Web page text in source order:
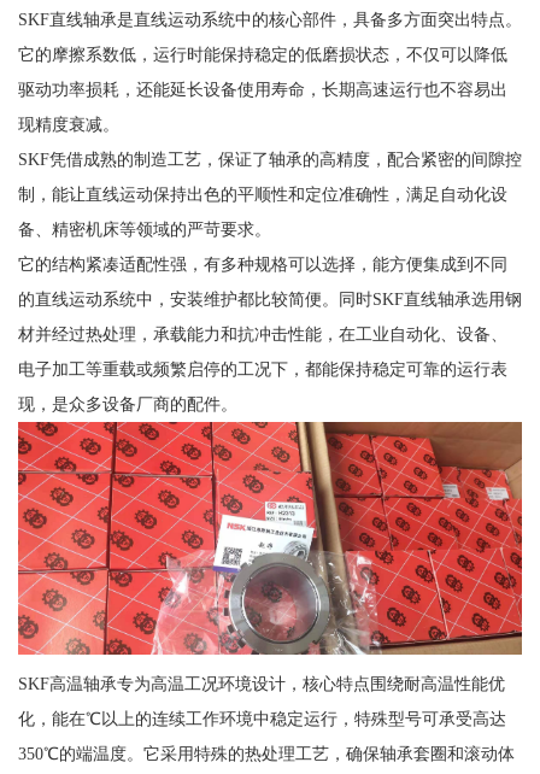
SKF直线轴承是直线运动系统中的核心部件，具备多方面突出特点。
它的摩擦系数低，运行时能保持稳定的低磨损状态，不仅可以降低
驱动功率损耗，还能延长设备使用寿命，长期高速运行也不容易出
现精度衰减。
SKF凭借成熟的制造工艺，保证了轴承的高精度，配合紧密的间隙控
制，能让直线运动保持出色的平顺性和定位准确性，满足自动化设
备、精密机床等领域的严苛要求。
它的结构紧凑适配性强，有多种规格可以选择，能方便集成到不同
的直线运动系统中，安装维护都比较简便。同时SKF直线轴承选用钢
材并经过热处理，承载能力和抗冲击性能，在工业自动化、设备、
电子加工等重载或频繁启停的工况下，都能保持稳定可靠的运行表
现，是众多设备厂商的配件。
SKF高温轴承专为高温工况环境设计，核心特点围绕耐高温性能优
化，能在℃以上的连续工作环境中稳定运行，特殊型号可承受高达
350℃的端温度。它采用特殊的热处理工艺，确保轴承套圈和滚动体